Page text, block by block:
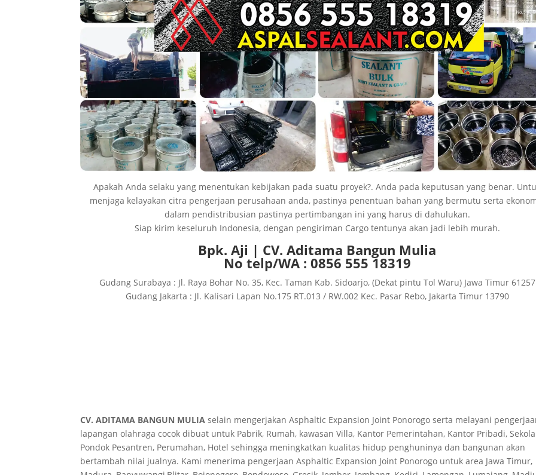
Apakah Anda selaku yang menentukan kebijakan pada suatu proyek?. Anda pada keputusan yang benar.
menjaga kelayakan citra pengerjaan perusahaan anda, pastinya penentuan bahan yang bermutu serta
dalam pendistribusian pastinya pertimbangan ini yang harus di dahulukan.
Siap kirim keseluruh Indonesia, dengan pengiriman Cargo tentunya akan jadi lebih murah.
Bpk. Aji | CV. Aditama Bangun Mulia
No telp/WA : 0856 555 18319
Gudang Surabaya : Jl. Raya Bohar No. 35, Kec. Taman Kab. Sidoarjo, (Dekat pintu Tol Waru) Jawa Timur 61257
Gudang Jakarta : Jl. Kalisari Lapan No.175 RT.013 / RW.002 Kec. Pasar Rebo, Jakarta Timur 13790
CV. ADITAMA BANGUN MULIA selain mengerjakan Asphaltic Expansion Joint Ponorogo serta melayani
lapangan olahraga cocok dibuat untuk Pabrik, Rumah, kawasan Villa, Kantor Pemerintahan, Kantor Pribadi,
Pondok Pesantren, Perumahan, Hotel sehingga meningkatkan kualitas hidup penghuninya dan bangunan akan
bertambah nilai jualnya. Kami menerima pengerjaan Asphaltic Expansion Joint Ponorogo untuk area Jawa Timur,